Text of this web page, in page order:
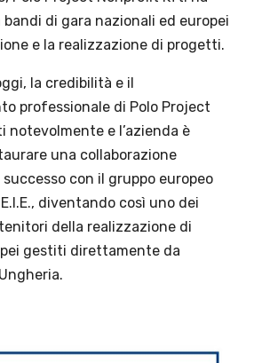
di gara nazionali ed europei
e la realizzazione di progetti.
la credibilità e il
professionale di Polo Project
notevolmente e l’azienda è
una collaborazione
con il gruppo europeo
diventando così uno dei
della realizzazione di
gestiti direttamente da